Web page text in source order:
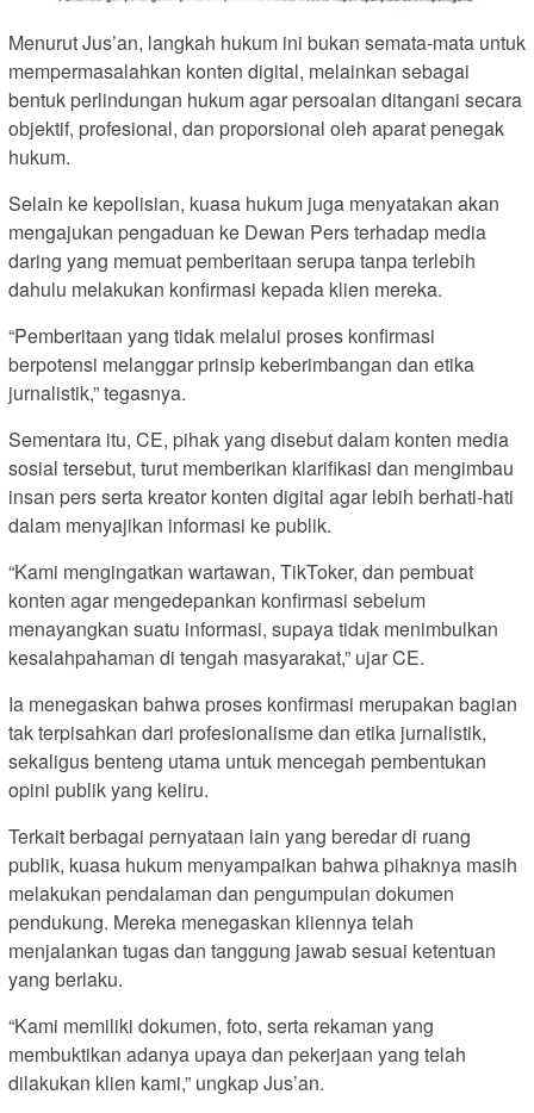
Menurut Jus’an, langkah hukum ini bukan semata-mata untuk
mempermasalahkan konten digital, melainkan sebagai
bentuk perlindungan hukum agar persoalan ditangani secara
objektif, profesional, dan proporsional oleh aparat penegak
hukum.
Selain ke kepolisian, kuasa hukum juga menyatakan akan
mengajukan pengaduan ke Dewan Pers terhadap media
daring yang memuat pemberitaan serupa tanpa terlebih
dahulu melakukan konfirmasi kepada klien mereka.
“Pemberitaan yang tidak melalui proses konfirmasi
berpotensi melanggar prinsip keberimbangan dan etika
jurnalistik,” tegasnya.
Sementara itu, CE, pihak yang disebut dalam konten media
sosial tersebut, turut memberikan klarifikasi dan mengimbau
insan pers serta kreator konten digital agar lebih berhati-hati
dalam menyajikan informasi ke publik.
“Kami mengingatkan wartawan, TikToker, dan pembuat
konten agar mengedepankan konfirmasi sebelum
menayangkan suatu informasi, supaya tidak menimbulkan
kesalahpahaman di tengah masyarakat,” ujar CE.
Ia menegaskan bahwa proses konfirmasi merupakan bagian
tak terpisahkan dari profesionalisme dan etika jurnalistik,
sekaligus benteng utama untuk mencegah pembentukan
opini publik yang keliru.
Terkait berbagai pernyataan lain yang beredar di ruang
publik, kuasa hukum menyampaikan bahwa pihaknya masih
melakukan pendalaman dan pengumpulan dokumen
pendukung. Mereka menegaskan kliennya telah
menjalankan tugas dan tanggung jawab sesuai ketentuan
yang berlaku.
“Kami memiliki dokumen, foto, serta rekaman yang
membuktikan adanya upaya dan pekerjaan yang telah
dilakukan klien kami,” ungkap Jus’an.